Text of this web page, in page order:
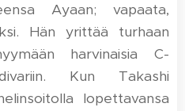
Ayaan; vapaata,
Hän yrittää turhaan
harvinaisia C-
Kun Takashi
lopettavansa